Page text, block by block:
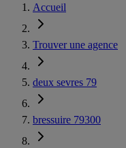
Accueil
Trouver une agence
deux sevres 79
bressuire 79300